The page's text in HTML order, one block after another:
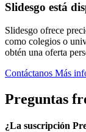
Slidesgo está
Slidesgo ofrece
como colegios o
obtén una oferta
Contáctanos Más
Preguntas
¿La suscripción